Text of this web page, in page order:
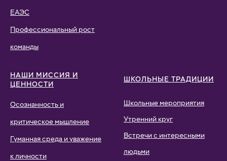
ЕАЭС
Профессиональный рост
команды
НАШИ МИССИЯ И
ЦЕННОСТИ
Осознанность и
критическое мышление
Гуманная среда и уважение
к личности
ШКОЛЬНЫЕ ТРАДИЦИИ
Школьные мероприятия
Утренний круг
Встречи с интересными
людьми